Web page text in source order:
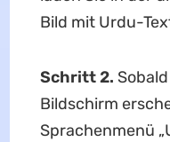
Bild mit Urdu-
Schritt 2.
Bildschirm
Sprachenmenü